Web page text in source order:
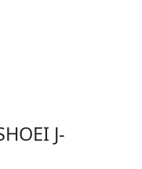
J-